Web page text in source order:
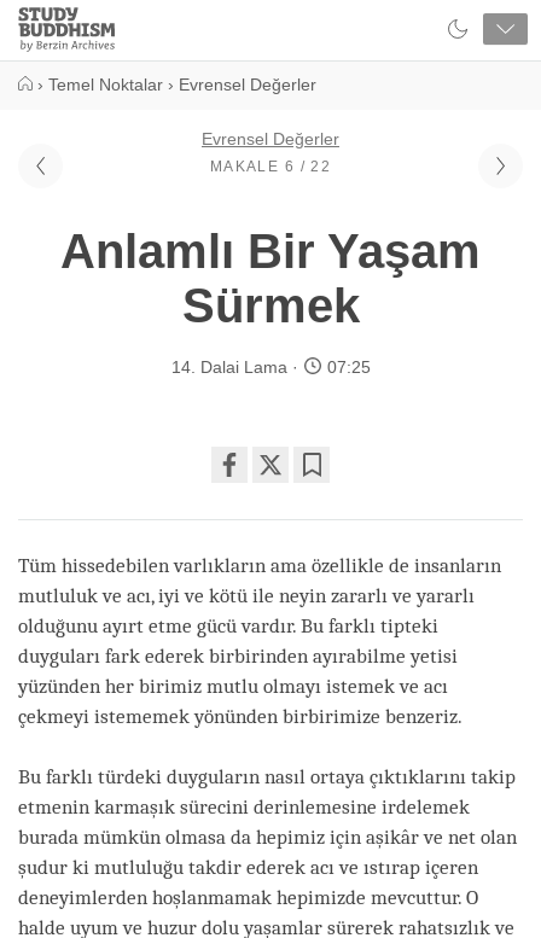
Close
Study
Buddhism
› Temel Noktalar › Evrensel Değerler
Evrensel Değerler
MAKALE 6 / 22
Anlamlı Bir Yaşam
Sürmek
14. Dalai Lama 07:25
on
facebook
Tüm hissedebilen varlıkların ama özellikle de insanların
mutluluk ve acı, iyi ve kötü ile neyin zararlı ve yararlı
olduğunu ayırt etme gücü vardır. Bu farklı tipteki
duyguları fark ederek birbirinden ayırabilme yetisi
yüzünden her birimiz mutlu olmayı istemek ve acı
çekmeyi istememek yönünden birbirimize benzeriz.
Bu farklı türdeki duyguların nasıl ortaya çıktıklarını takip
etmenin karmaşık sürecini derinlemesine irdelemek
burada mümkün olmasa da hepimiz için aşikâr ve net olan
şudur ki mutluluğu takdir ederek acı ve ıstırap içeren
deneyimlerden hoşlanmamak hepimizde mevcuttur. O
halde uyum ve huzur dolu yaşamlar sürerek rahatsızlık ve